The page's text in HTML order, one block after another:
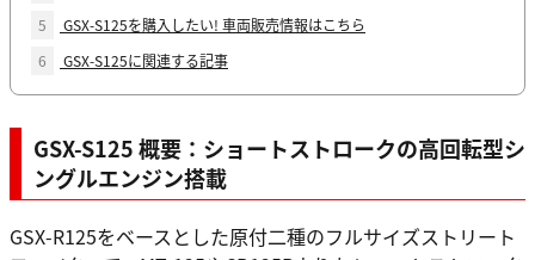
5
GSX-S125を購入したい! 車両販売情報はこちら
6
GSX-S125に関連する記事
GSX-S125 概要：ショートストロークの高回転型シ
ングルエンジン搭載
GSX-R125をベースとした原付二種のフルサイズストリート